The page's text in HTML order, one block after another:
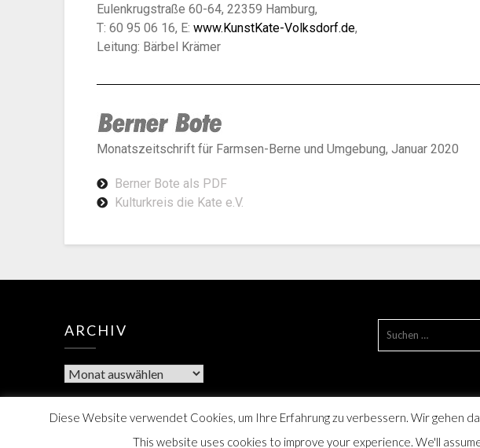
Eulenkrugstraße 60-64, 22359 Hamburg,
T: 60 95 06 16, E:www.KunstKate-Volksdorf.de,
Leitung: Bärbel Krämer
Monatszeitschrift für Farmsen-Berne und Umgebung, Januar 2020
Berner Bote als PDF
Kulturkreis die Kate e.V.
ARCHIV
Diese Website verwendet Cookies, um Ihre Erfahrung zu verbessern. Wir gehen
This website uses cookies to improve your experience. We'll